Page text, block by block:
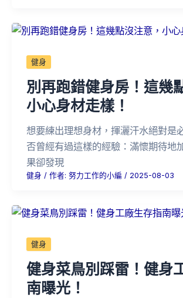
健身
別再跑錯健身房！這幾
小心身材走樣！
想要練出理想身材，揮灑汗水絕對是
否曾經有過這樣的經驗：滿懷期待地
果卻發現
健身 / 作者: 努力工作的小編 / 2025-08-03
健身
健身菜鳥別踩雷！健身
南曝光！